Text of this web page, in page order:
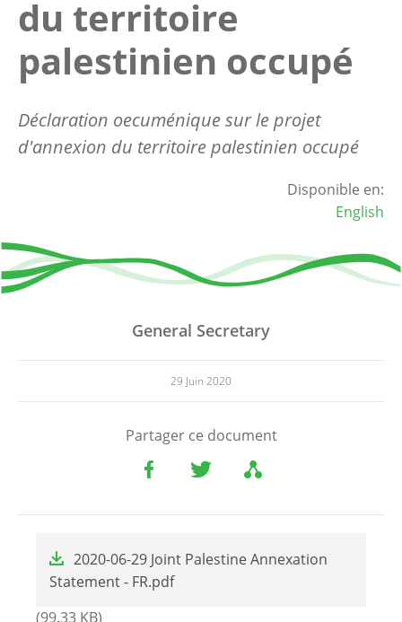
du territoire
palestinien occupé
Déclaration oecuménique sur le projet
d'annexion du territoire palestinien occupé
Disponible en:
English
General Secretary
29 Juin 2020
Partager ce document
2020-06-29 Joint Palestine Annexation
Statement - FR.pdf
(99.33 KB)